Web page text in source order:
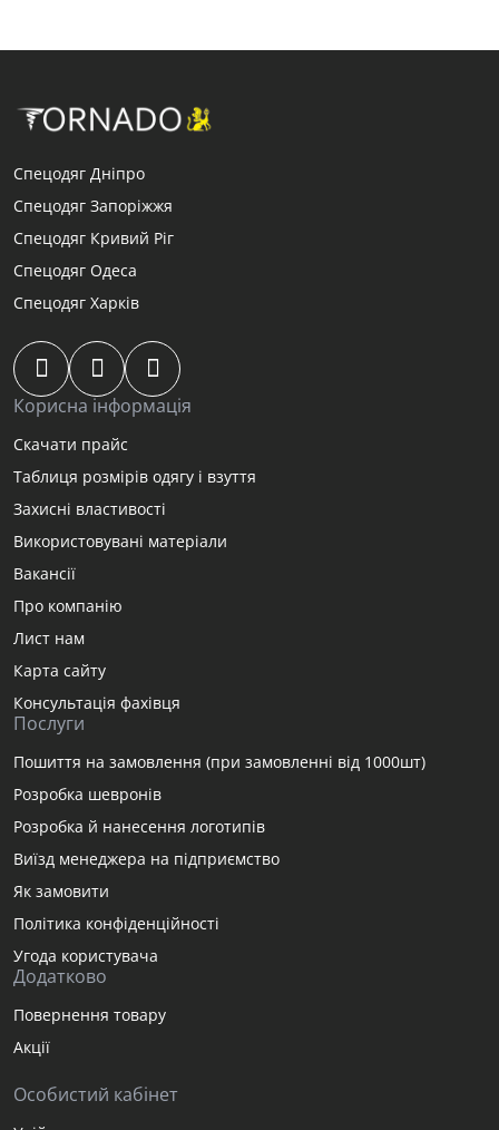
Спецодяг Дніпро
Спецодяг Запоріжжя
Спецодяг Кривий Ріг
Спецодяг Одеса
Спецодяг Харків
Корисна інформація
Скачати прайс
Таблиця розмірів одягу і взуття
Захисні властивості
Використовувані матеріали
Вакансії
Про компанію
Лист нам
Карта сайту
Консультація фахівця
Послуги
Пошиття на замовлення (при замовленні від 1000шт)
Розробка шевронів
Розробка й нанесення логотипів
Виїзд менеджера на підприємство
Як замовити
Політика конфіденційності
Угода користувача
Додатково
Повернення товару
Акції
Особистий кабінет